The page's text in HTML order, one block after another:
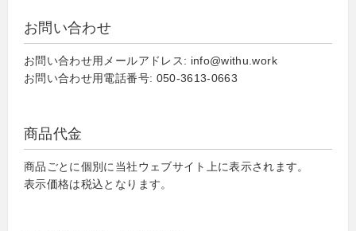
お問い合わせ
お問い合わせ用メールアドレス: info@withu.work
お問い合わせ用電話番号: 050-3613-0663
商品代金
商品ごとに個別に当社ウェブサイト上に表示されます。
表示価格は税込となります。